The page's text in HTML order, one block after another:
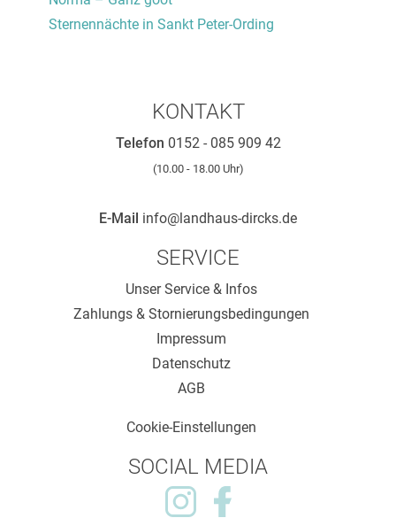
Sternennächte in Sankt Peter-Ording
KONTAKT
Telefon 0152 - 085 909 42
(10.00 - 18.00 Uhr)
E-Mail info@landhaus-dircks.de
SERVICE
Unser Service & Infos
Zahlungs & Stornierungsbedingungen
Impressum
Datenschutz
AGB
Cookie-Einstellungen
SOCIAL MEDIA